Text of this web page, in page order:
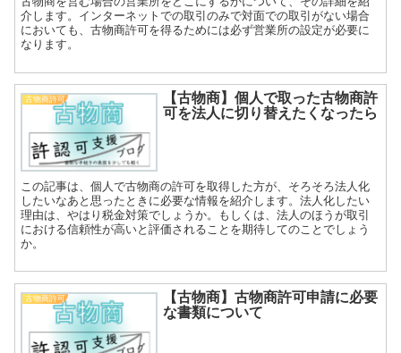
介します。インターネットでの取引のみで対面での取引がない場合
においても、古物商許可を得るためには必ず営業所の設定が必要に
なります。
古物商許可
【古物商】個人で取った古物商許
可を法人に切り替えたくなったら
この記事は、個人で古物商の許可を取得した方が、そろそろ法人化
したいなあと思ったときに必要な情報を紹介します。法人化したい
理由は、やはり税金対策でしょうか。もしくは、法人のほうが取引
における信頼性が高いと評価されることを期待してのことでしょう
か。
古物商許可
【古物商】古物商許可申請に必要
な書類について